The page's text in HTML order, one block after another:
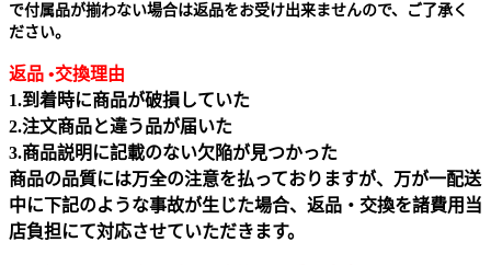
で付属品が揃わない場合は返品をお受け出来ませんので、ご了承く
ださい。
返品 •交換理由
1.到着時に商品が破損していた
2.注文商品と違う品が届いた
3.商品説明に記載のない欠陥が見つかった
商品の品質には万全の注意を払っておりますが、万が一配送
中に下記のような事故が生じた場合、返品・交換を諸費用当
店負担にて対応させていただきます。